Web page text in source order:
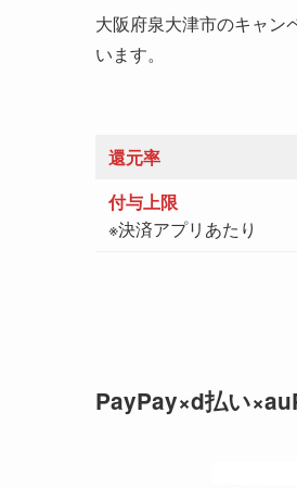
大阪府泉大津市のキャン
います。
還元率
付与上限
※決済アプリあたり
PayPay×d払い